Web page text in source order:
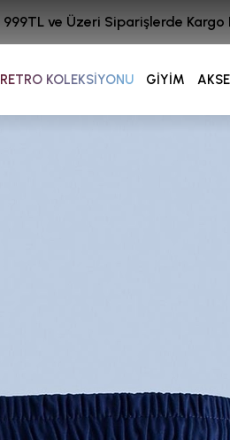
RETRO KOLEKSİYONU GİYİM
999TL ve Üzeri Siparişlerde Kargo